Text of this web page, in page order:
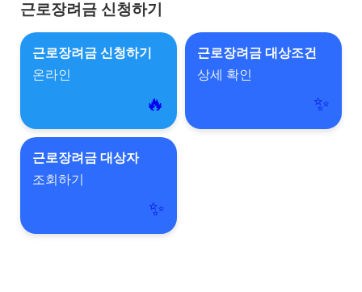
근로장려금 신청하기
근로장려금 신청하기
온라인
🔥
근로장려금 대상조건
상세 확인
✨
근로장려금 대상자
조회하기
✨